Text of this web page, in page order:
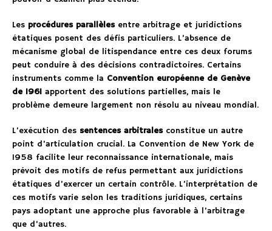
Les procédures parallèlesentre arbitrage et juridictions
étatiques posent des défis particuliers. L’absence de
mécanisme global de litispendance entre ces deux forums
peut conduire à des décisions contradictoires. Certains
instruments comme la Convention européenne de Genève
de 1961 apportent des solutions partielles, mais le
problème demeure largement non résolu au niveau mondial.
L’exécution des sentences arbitralesconstitue un autre
point d’articulation crucial. La Convention de New York de
1958 facilite leur reconnaissance internationale, mais
prévoit des motifs de refus permettant aux juridictions
étatiques d’exercer un certain contrôle. L’interprétation de
ces motifs varie selon les traditions juridiques, certains
pays adoptant une approche plus favorable à l’arbitrage
que d’autres.